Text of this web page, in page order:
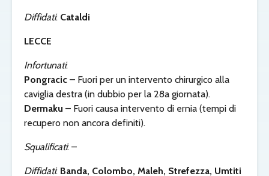
Diffidati: Cataldi
LECCE
Infortunati:
Pongracic – Fuori per un intervento chirurgico alla
caviglia destra (in dubbio per la 28a giornata).
Dermaku – Fuori causa intervento di ernia (tempi di
recupero non ancora definiti).
Squalificati: –
Diffidati: Banda, Colombo, Maleh, Strefezza, Umtiti